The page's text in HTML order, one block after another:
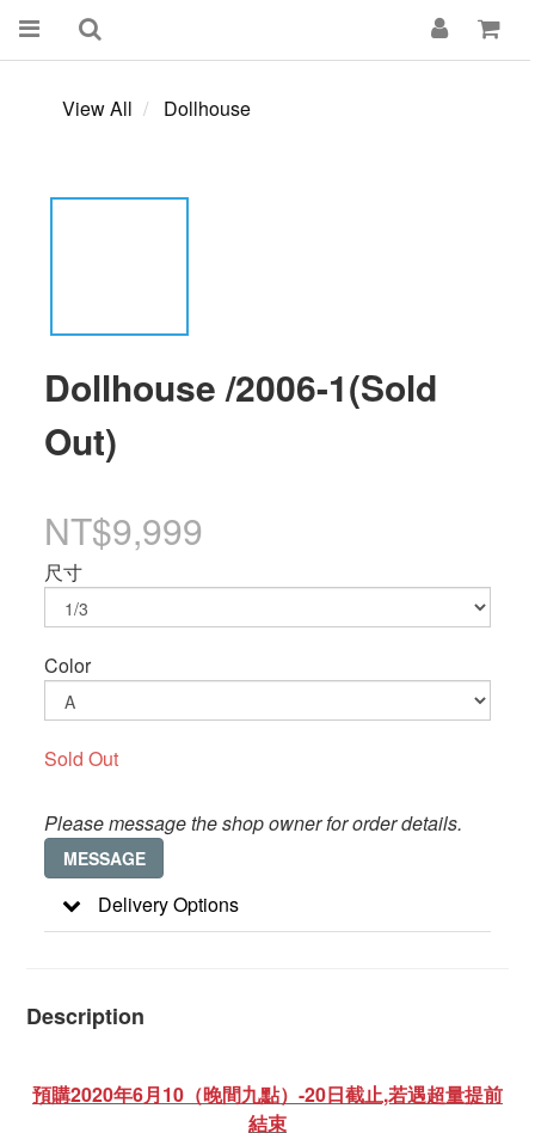
View All Dollhouse
Dollhouse /2006-1(Sold
Out)
NT$9,999
尺寸
Color
Sold Out
Please message the shop owner for order details.
MESSAGE
Delivery Options
Description
預購2020年6月10（晚間九點）-20日截止,若遇超量提前
結束